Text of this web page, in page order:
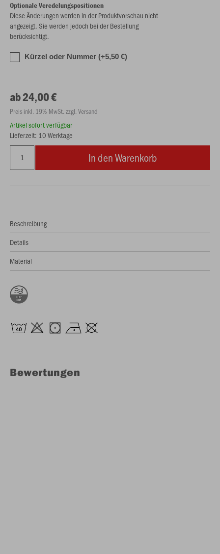
Optionale Veredelungspositionen
Diese Änderungen werden in der Produktvorschau nicht
angezeigt. Sie werden jedoch bei der Bestellung
berücksichtigt.
Kürzel oder Nummer (+5,50 €)
ab 24,00 €
Preis inkl. 19% MwSt. zzgl. Versand
Artikel sofort verfügbar
Lieferzeit: 10 Werktage
In den Warenkorb
Beschreibung
Details
Material
Bewertungen